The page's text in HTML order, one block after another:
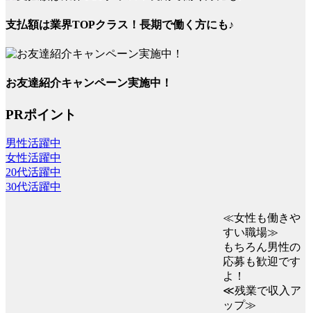
支払額は業界TOPクラス！長期で働く方にも♪
お友達紹介キャンペーン実施中！
PRポイント
男性活躍中
女性活躍中
20代活躍中
30代活躍中
≪女性も働きや
すい職場≫
もちろん男性の
応募も歓迎です
よ！
≪残業で収入ア
ップ≫